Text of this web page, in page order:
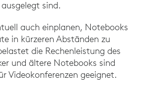
sind.
auch einplanen, Notebooks
in kürzeren Abständen zu
die Rechenleistung des
und ältere Notebooks sind
Videokonferenzen geeignet.